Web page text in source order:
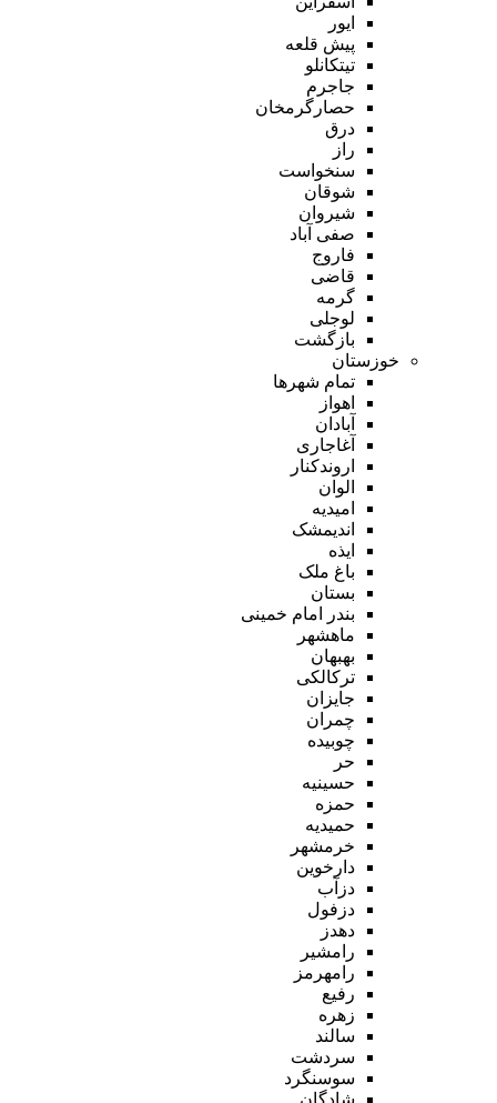
ایور
پیش قلعه
تیتکانلو
جاجرم
حصارگرمخان
درق
راز
سنخواست
شوقان
شیروان
صفی آباد
فاروج
قاضی
گرمه
لوجلی
بازگشت
خوزستان
تمام شهر‌ها
اهواز
آبادان
آغاجاری
اروندکنار
الوان
امیدیه
اندیمشک
ایذه
باغ ملک
بستان
بندر امام خمینی
ماهشهر
بهبهان
ترکالکی
جایزان
چمران
چوبیده
حر
حسینیه
حمزه
حمیدیه
خرمشهر
دارخوین
دزآب
دزفول
دهدز
رامشیر
رامهرمز
رفیع
زهره
سالند
سردشت
سوسنگرد
شادگان